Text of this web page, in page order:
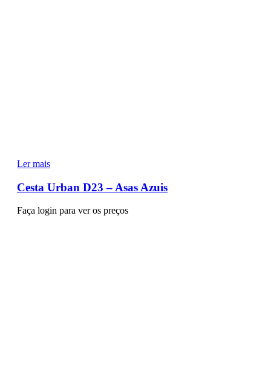
Ler mais
Cesta Urban D23 – Asas Azuis
Faça login para ver os preços